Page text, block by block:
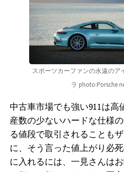
スポーツカーファンの永遠のア
ラ photo:Porsche
中古車市場でも強い911は
産数の少ないハードな仕様
る値段で取引されることも
に、そう言った値上がり必
に入れるには、一見さんは